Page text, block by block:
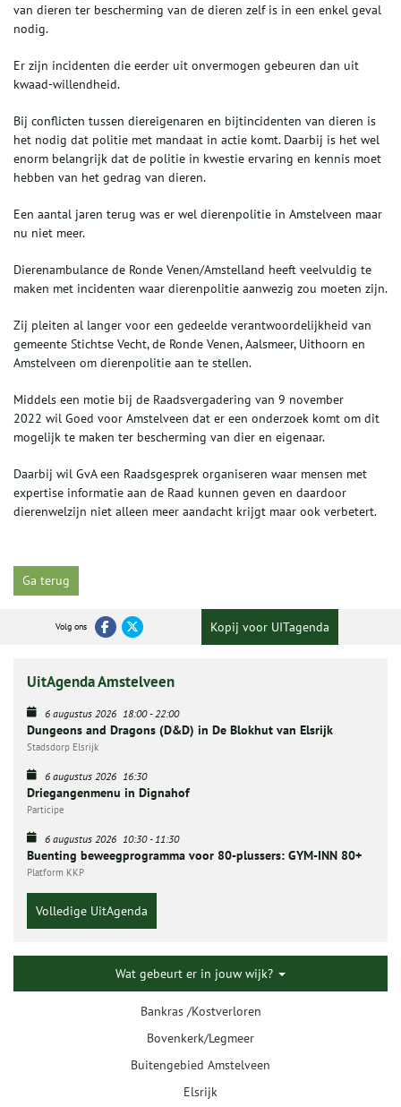
van dieren ter bescherming van de dieren zelf is in een enkel geval
nodig.
Er zijn incidenten die eerder uit onvermogen gebeuren dan uit
kwaad-willendheid.
Bij conflicten tussen diereigenaren en bijtincidenten van dieren is
het nodig dat politie met mandaat in actie komt. Daarbij is het wel
enorm belangrijk dat de politie in kwestie ervaring en kennis moet
hebben van het gedrag van dieren.
Een aantal jaren terug was er wel dierenpolitie in Amstelveen maar
nu niet meer.
Dierenambulance de Ronde Venen/Amstelland heeft veelvuldig te
maken met incidenten waar dierenpolitie aanwezig zou moeten zijn.
Zij pleiten al langer voor een gedeelde verantwoordelijkheid van
gemeente Stichtse Vecht, de Ronde Venen, Aalsmeer, Uithoorn en
Amstelveen om dierenpolitie aan te stellen.
Middels een motie bij de Raadsvergadering van 9 november
2022 wil Goed voor Amstelveen dat er een onderzoek komt om dit
mogelijk te maken ter bescherming van dier en eigenaar.
Daarbij wil GvA een Raadsgesprek organiseren waar mensen met
expertise informatie aan de Raad kunnen geven en daardoor
dierenwelzijn niet alleen meer aandacht krijgt maar ook verbetert.
Ga terug
Volg ons Kopij voor UITagenda
UitAgenda Amstelveen
6 augustus 2026 18:00- 22:00
Dungeons and Dragons (D&D) in De Blokhut van Elsrijk
Stadsdorp Elsrijk
6 augustus 2026 16:30
Driegangenmenu in Dignahof
Participe
6 augustus 2026 10:30- 11:30
Buenting beweegprogramma voor 80-plussers: GYM-INN 80+
Platform KKP
Volledige UitAgenda
Wat gebeurt er in jouw wijk?
Bankras /Kostverloren
Bovenkerk/Legmeer
Buitengebied Amstelveen
Elsrijk